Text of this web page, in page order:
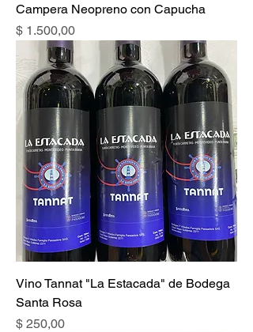
Campera Neopreno con Capucha
Precio
$ 1.500,00
Vino Tannat "La Estacada" de Bodega
Santa Rosa
Precio
$ 250,00